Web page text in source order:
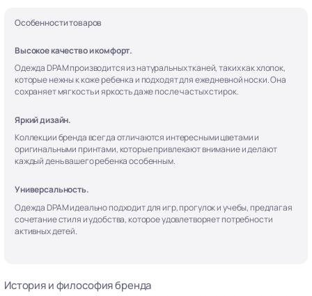
Особенности товаров
Высокое качество и комфорт.
Одежда DPAM производится из натуральных тканей, таких как хлопок,
которые нежны к коже ребенка и подходят для ежедневной носки. Она
сохраняет мягкость и яркость даже после частых стирок.
Яркий дизайн.
Коллекции бренда всегда отличаются интересными цветами и
оригинальными принтами, которые привлекают внимание и делают
каждый день вашего ребенка особенным.
Универсальность.
Одежда DPAM идеально подходит для игр, прогулок и учебы, предлагая
сочетание стиля и удобства, которое удовлетворяет потребности
активных детей.
История и философия бренда